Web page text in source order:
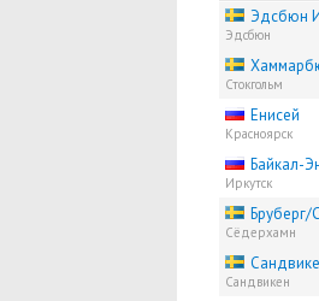
Эдсбюн
Эдсбюн
Стокгольм
Енисей
Красноярск
Байкал-
Иркутск
Бруберг/
Сёдерхамн
Сандвикен